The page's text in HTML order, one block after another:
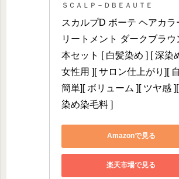
ＳＣＡＬＰ－ＤＢＥＡＵＴＥ
スカルプD ボーテ ヘアカラ
リートメント ダークブラウ
本セット [ 白髪染め ] [ 深染
女性用 ][ サロン仕上がり][
簡単][ ボリューム ][ ツヤ感
染め染毛料 ]
Amazonで見る
楽天市場で見る